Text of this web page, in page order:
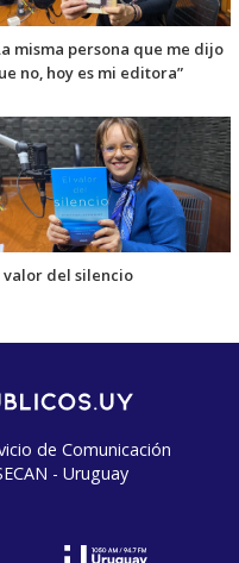
misma persona que me dijo
no, hoy es mi editora”
valor del silencio
de Comunicación
- Uruguay